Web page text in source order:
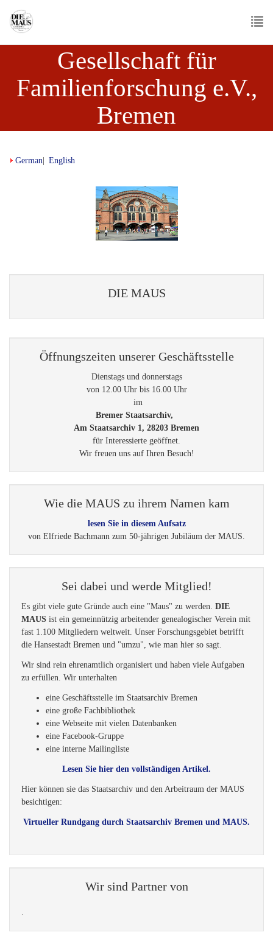
main
content
Gesellschaft für
Familienforschung e.V.,
Bremen
German English
DIE MAUS
Öffnungszeiten unserer Geschäftsstelle
Dienstags und donnerstags
von 12.00 Uhr bis 16.00 Uhr
im
Bremer Staatsarchiv,
Am Staatsarchiv 1, 28203 Bremen
für Interessierte geöffnet.
Wir freuen uns auf Ihren Besuch!
Wie die MAUS zu ihrem Namen kam
lesen Sie in diesem Aufsatz
von Elfriede Bachmann zum 50-jährigen Jubiläum der MAUS.
Sei dabei und werde Mitglied!
Es gibt viele gute Gründe auch eine "Maus" zu werden. DIE
MAUS ist ein gemeinnützig arbeitender genealogischer Verein mit
fast 1.100 Mitgliedern weltweit. Unser Forschungsgebiet betrifft
die Hansestadt Bremen und "umzu", wie man hier so sagt.
Wir sind rein ehrenamtlich organisiert und haben viele Aufgaben
zu erfüllen. Wir unterhalten
eine Geschäftsstelle im Staatsarchiv Bremen
eine große Fachbibliothek
eine Webseite mit vielen Datenbanken
eine Facebook-Gruppe
eine interne Mailingliste
Lesen Sie hier den vollständigen Artikel.
Hier können sie das Staatsarchiv und den Arbeitraum der MAUS
besichtigen:
Virtueller Rundgang durch Staatsarchiv Bremen und MAUS.
Wir sind Partner von
.